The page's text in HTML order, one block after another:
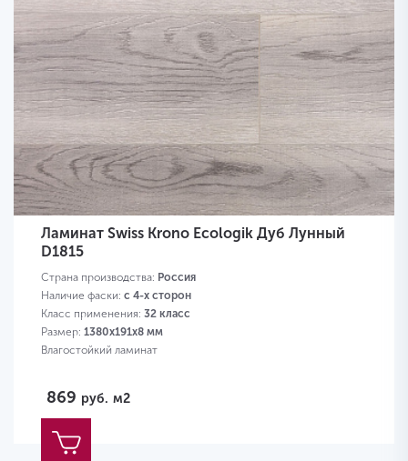
Ламинат Swiss Krono Ecologik Дуб Лунный
D1815
Страна производства: Россия
Наличие фаски: с 4-х сторон
Класс применения: 32 класс
Размер: 1380х191х8 мм
Влагостойкий ламинат
869 руб. м2